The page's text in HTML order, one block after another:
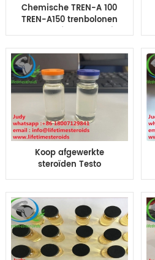
Chemische TREN-A 100
TREN-A150 trenbolonen
Acetaat afgewerkte olie
bodybuilding
Koop afgewerkte
steroïden Testo
Enanthate 250 300 400
TE300 10ml testo Enan
400 voor bodybuilding